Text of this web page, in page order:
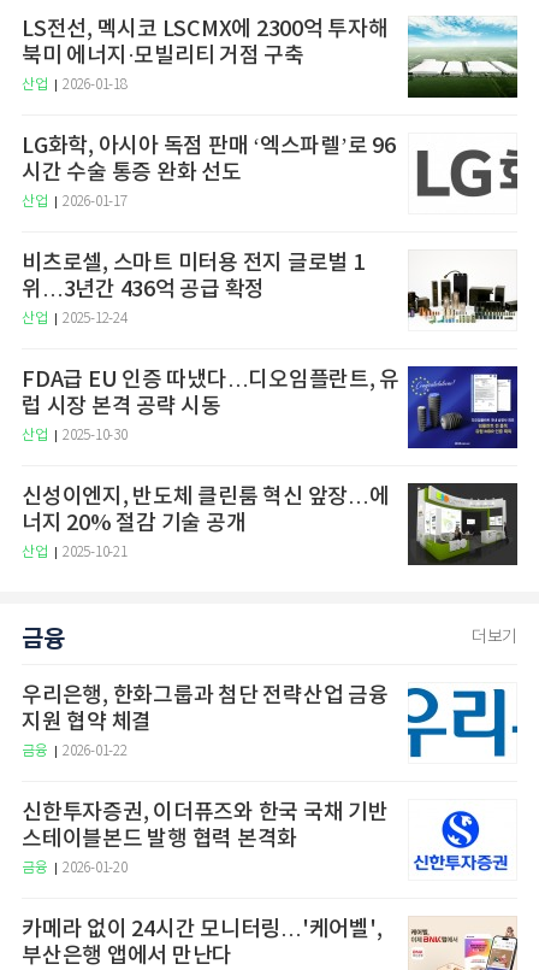
LS전선, 멕시코 LSCMX에 2300억 투자해
북미 에너지·모빌리티 거점 구축
산업 2026-01-18
LG화학, 아시아 독점 판매 ‘엑스파렐’로 96
시간 수술 통증 완화 선도
산업 2026-01-17
비츠로셀, 스마트 미터용 전지 글로벌 1
위…3년간 436억 공급 확정
산업 2025-12-24
FDA급 EU 인증 따냈다…디오임플란트, 유
럽 시장 본격 공략 시동
산업 2025-10-30
신성이엔지, 반도체 클린룸 혁신 앞장…에
너지 20% 절감 기술 공개
산업 2025-10-21
금융 더보기
우리은행, 한화그룹과 첨단 전략산업 금융
지원 협약 체결
금융 2026-01-22
신한투자증권, 이더퓨즈와 한국 국채 기반
스테이블본드 발행 협력 본격화
금융 2026-01-20
카메라 없이 24시간 모니터링…'케어벨',
부산은행 앱에서 만난다